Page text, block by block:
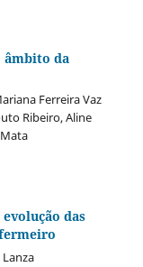
âmbito da
Ferreira Vaz
Ribeiro, Aline
das